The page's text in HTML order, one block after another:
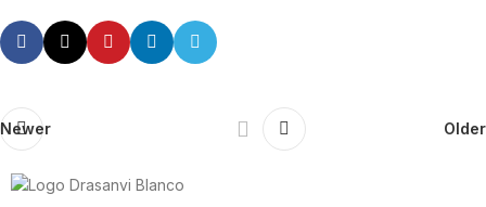
Newer Older